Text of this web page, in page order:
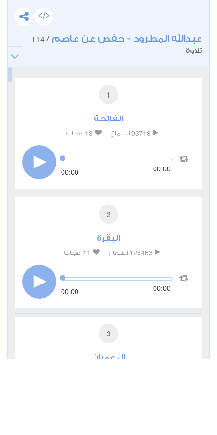
عبدالله المطرود - حفص عن عاصم /
114
تلاوة
1
الفاتحة
93718 استماع 13 اعجاب
00:00 00:00
2
البقرة
126463 استماع 11 اعجاب
00:00 00:00
3
آل عمران